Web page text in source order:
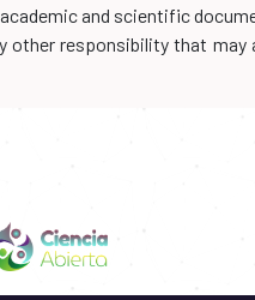
and scientific
responsibility that